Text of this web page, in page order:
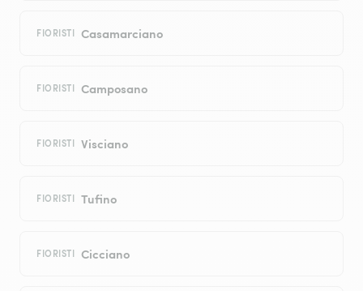
FIORISTI Casamarciano
FIORISTI Camposano
FIORISTI Visciano
FIORISTI Tufino
FIORISTI Cicciano